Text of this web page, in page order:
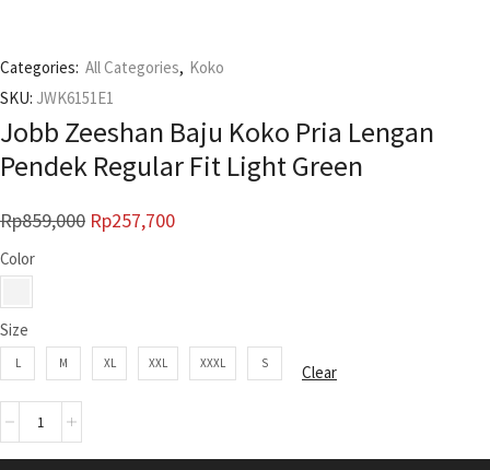
Categories: All Categories, Koko
SKU: JWK6151E1
Jobb Zeeshan Baju Koko Pria Lengan
Pendek Regular Fit Light Green
Rp859,000 Rp257,700
Color
Size
L M XL XXL XXXL S Clear